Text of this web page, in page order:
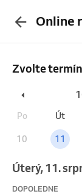
Online
Zvolte termín
Po Út
10 11
úterý, 11.
DOPOLEDNE